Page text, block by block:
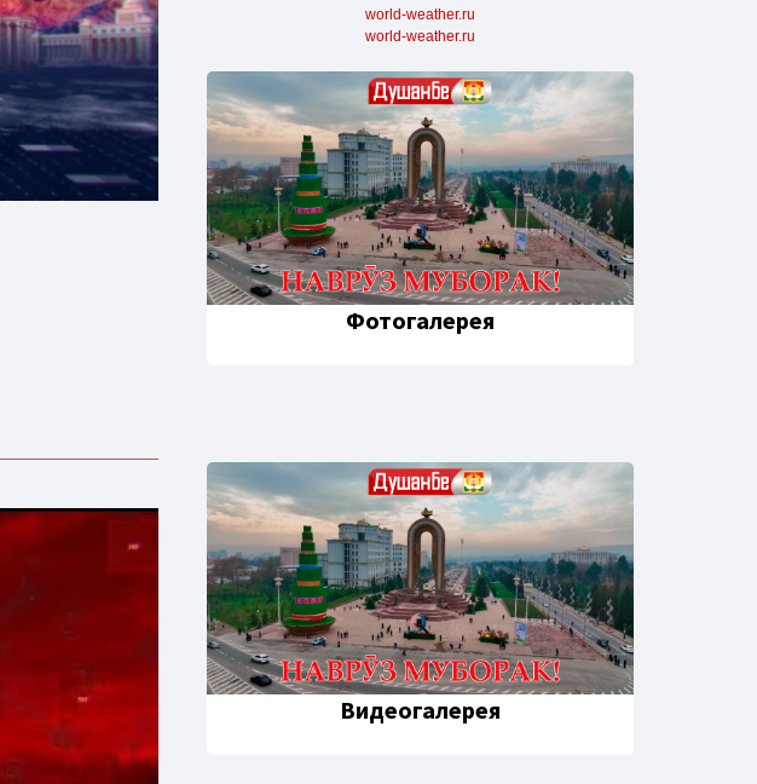
world-weather.ru
world-weather.ru
Фотогалерея
Видеогалерея